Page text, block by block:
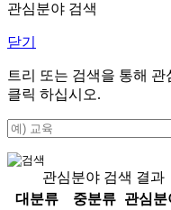
관심분야 검색
닫기
트리 또는 검색을 통해
클릭 하십시오.
관심분야 검색 결과
대분류
중분류
관심분